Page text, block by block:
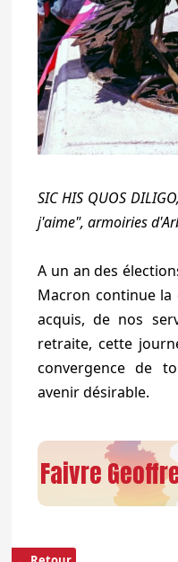
SIC HIS QUOS
j'aime", armoiries
A un an des
Macron continue la
acquis, de nos
retraite, cette
convergence de
avenir désirable.
Faivre